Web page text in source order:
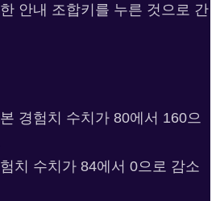
안내 조합키를 누른 것으로 간
경험치 수치가 80에서 160으
치 수치가 84에서 0으로 감소